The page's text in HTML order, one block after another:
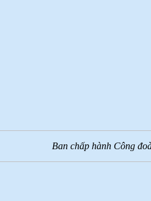
Ban chấp hành Công